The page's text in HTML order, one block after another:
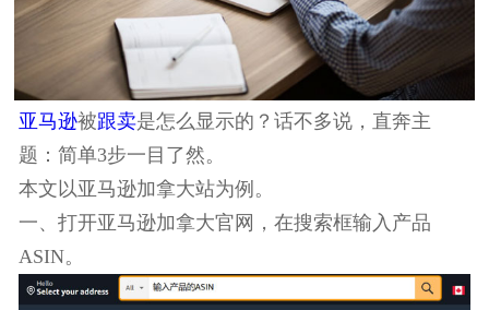
亚马逊被跟卖是怎么显示的？话不多说，直奔主
题：简单3步一目了然。
本文以亚马逊加拿大站为例。
一、打开亚马逊加拿大官网，在搜索框输入产品
ASIN。